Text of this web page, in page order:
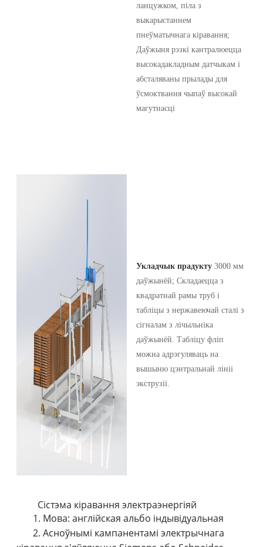
ланцужком, піла з
выкарыстаннем
пнеўматычнага кіравання;
Даўжыня рэзкі кантралюецца
высокадакладным датчыкам і
абсталяваны прылады для
ўсмоктвання чыпаў высокай
магутнасці
Укладчык прадукту 3000 мм
даўжынёй; Складаецца з
квадратнай рамы труб і
табліцы з нержавеючай сталі з
сігналам з лічыльніка
даўжынёй. Табліцу фліп
можна адрэгуляваць на
вышыню цэнтральнай лініі
экструзіі.
Сістэма кіравання электраэнергіяй
1. Мова: англійская альбо індывідуальная
2. Асноўнымі кампанентамі электрычнага